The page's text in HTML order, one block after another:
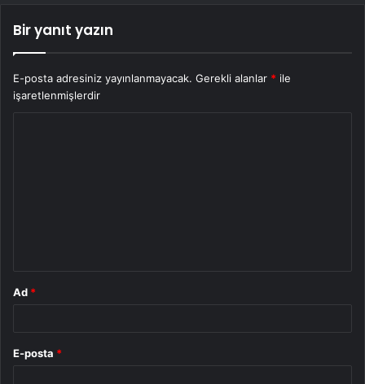
Bir yanıt yazın
E-posta adresiniz yayınlanmayacak. Gerekli alanlar * ile
işaretlenmişlerdir
Ad *
E-posta *